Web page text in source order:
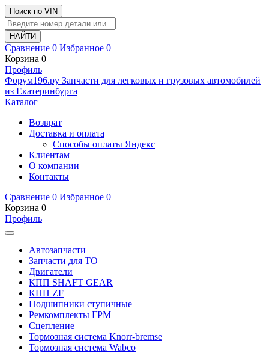
Поиск по VIN
Сравнение 0 Избранное 0
Корзина 0
Профиль
Фoрум196.ру Запчасти для легковых и грузовых автомобилей
из Екатеринбурга
Каталог
Возврат
Доставка и оплата
Способы оплаты Яндекс
Клиентам
О компании
Контакты
Сравнение 0 Избранное 0
Корзина 0
Профиль
Автозапчасти
Запчасти для ТО
Двигатели
КПП SHAFT GEAR
КПП ZF
Подшипники ступичные
Ремкомплекты ГРМ
Сцепление
Тормозная система Knorr-bremse
Тормозная система Wabco